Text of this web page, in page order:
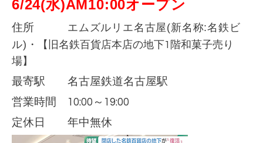
6/24(水)AM10:00オープン
住所 エムズルリエ名古屋(新名称:名鉄ビ
ル)・
【旧名鉄百貨店本店の地下1階和菓子売り
場】
最寄駅 名古屋鉄道名古屋駅
営業時間 10:00～19:00
定休日 年中無休